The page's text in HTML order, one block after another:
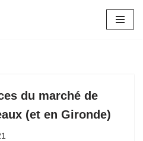
du marché de
(et en Gironde)